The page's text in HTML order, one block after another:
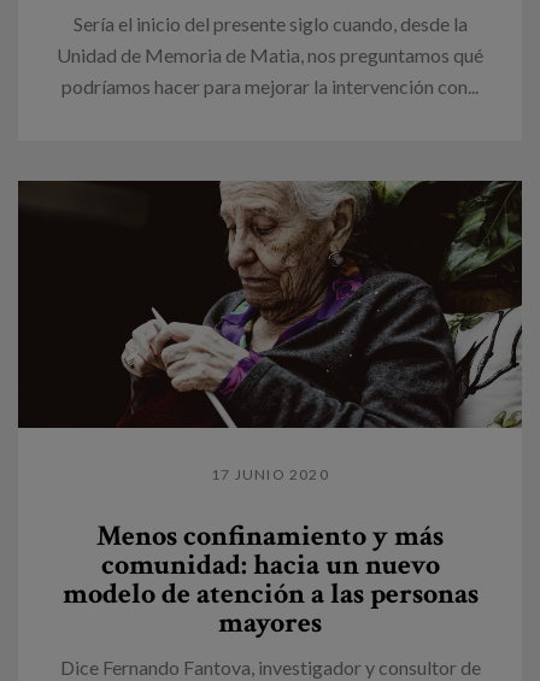
Sería el inicio del presente siglo cuando, desde la
Unidad de Memoria de Matia, nos preguntamos qué
podríamos hacer para mejorar la intervención con...
17 JUNIO 2020
Menos confinamiento y más
comunidad: hacia un nuevo
modelo de atención a las personas
mayores
Dice Fernando Fantova, investigador y consultor de